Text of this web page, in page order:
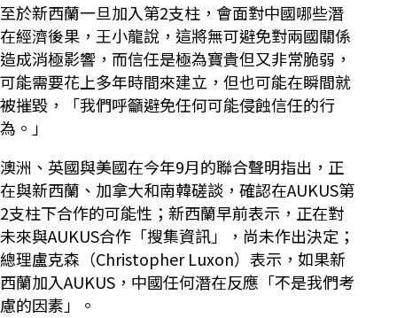
至於新西蘭一旦加入第2支柱，會面對中國哪些潛
在經濟後果，王小龍說，這將無可避免對兩國關係
造成消極影響，而信任是極為寶貴但又非常脆弱，
可能需要花上多年時間來建立，但也可能在瞬間就
被摧毀，「我們呼籲避免任何可能侵蝕信任的行
為。」
澳洲、英國與美國在今年9月的聯合聲明指出，正
在與新西蘭、加拿大和南韓磋談，確認在AUKUS第
2支柱下合作的可能性；新西蘭早前表示，正在對
未來與AUKUS合作「搜集資訊」，尚未作出決定；
總理盧克森（Christopher Luxon）表示，如果新
西蘭加入AUKUS，中國任何潛在反應「不是我們考
慮的因素」。